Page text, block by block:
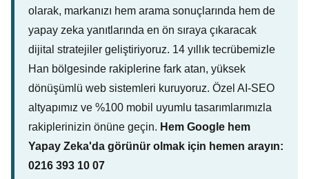
olarak, markanızı hem arama sonuçlarında hem de
yapay zeka yanıtlarında en ön sıraya çıkaracak
dijital stratejiler geliştiriyoruz. 14 yıllık tecrübemizle
Han bölgesinde rakiplerine fark atan, yüksek
dönüşümlü web sistemleri kuruyoruz. Özel AI-SEO
altyapımız ve %100 mobil uyumlu tasarımlarımızla
rakiplerinizin önüne geçin. Hem Google hem
Yapay Zeka'da görünür olmak için hemen arayın:
0216 393 10 07